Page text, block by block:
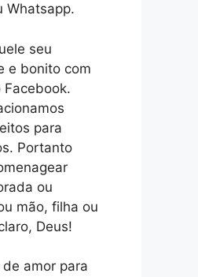
Whatsapp.
seu
e bonito com
Facebook.
para
Portanto
ou
mão, filha ou
Deus!
amor para